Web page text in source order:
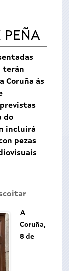
PEÑA
terán
Coruña ás
do
incluirá
pezas
A
Coruña,
8 de